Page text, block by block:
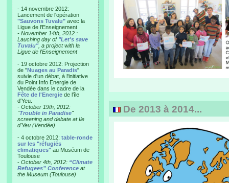
- 14 novembre 2012:
Lancement de l'opération
"Sauvons Tuvalu" avec la
Ligue de l'Enseignement
- November 14th, 2012 :
Lauching day of "Let's save
Tuvalu", a project with la
Ligue de l'Enseignement
- 19 octobre 2012: Projection
de "Nuages au Paradis"
suivie d'un débat, à l'initiative
du Point Info Energie de
Vendée dans le cadre de la
Fête de l'Energie de l'île
d'Yeu.
- October 19th, 2012:
"Trouble in Paradise"
screening and debate at Ile
d'Yeu (Vendée)
- 4 octobre 2012: table-ronde
sur les "réfugiés
climatiques" au Muséum de
Toulouse
- October 4th, 2012: “Climate
Refugees” Conference at
the Museum (Toulouse)
De 2013 à 2014...